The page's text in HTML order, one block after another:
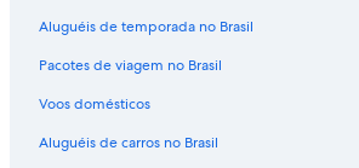
Aluguéis de temporada no Brasil
Pacotes de viagem no Brasil
Voos domésticos
Aluguéis de carros no Brasil